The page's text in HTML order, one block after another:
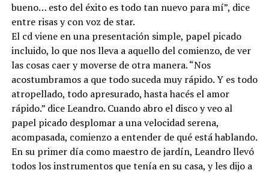
bueno… esto del éxito es todo tan nuevo para mí”, dice
entre risas y con voz de star.
El cd viene en una presentación simple, papel picado
incluido, lo que nos lleva a aquello del comienzo, de ver
las cosas caer y moverse de otra manera. “Nos
acostumbramos a que todo suceda muy rápido. Y es todo
atropellado, todo apresurado, hasta hacés el amor
rápido.” dice Leandro. Cuando abro el disco y veo al
papel picado desplomar a una velocidad serena,
acompasada, comienzo a entender de qué está hablando.
En su primer día como maestro de jardín, Leandro llevó
todos los instrumentos que tenía en su casa, y les dijo a